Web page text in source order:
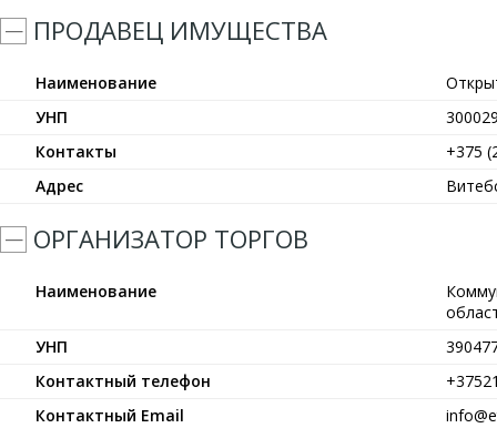
ПРОДАВЕЦ ИМУЩЕСТВА
Наименование
УНП
Контакты
+375
Адрес
ОРГАНИЗАТОР ТОРГОВ
Наименование
УНП
Контактный телефон
Контактный Email